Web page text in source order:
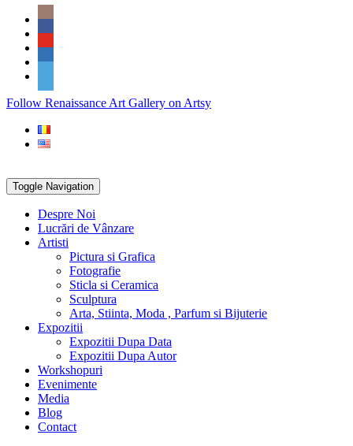
Skip
content
Social
Icons
PARTENER
Follow Renaissance Art Gallery on Artsy
Toggle Navigation
Despre Noi
Lucrări de Vânzare
Artisti
Pictura si Grafica
Fotografie
Sticla si Ceramica
Sculptura
Arta, Stiinta, Moda , Parfum si Bijuterie
Expozitii
Expozitii Dupa Data
Expozitii Dupa Autor
Workshopuri
Evenimente
Media
Blog
Contact